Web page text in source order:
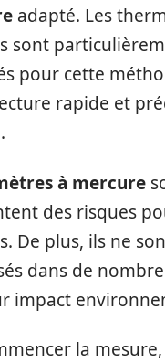
adapté. Les
sont
pour cette
rapide et
à mercure
des risques
De plus, ils ne
dans de
impact
la